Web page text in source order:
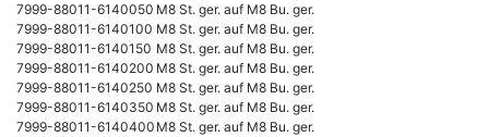
7999-88011-6140050 M8 St. ger. auf M8 Bu. ger.
7999-88011-6140100 M8 St. ger. auf M8 Bu. ger.
7999-88011-6140150 M8 St. ger. auf M8 Bu. ger.
7999-88011-6140200 M8 St. ger. auf M8 Bu. ger.
7999-88011-6140250 M8 St. ger. auf M8 Bu. ger.
7999-88011-6140350 M8 St. ger. auf M8 Bu. ger.
7999-88011-6140400 M8 St. ger. auf M8 Bu. ger.